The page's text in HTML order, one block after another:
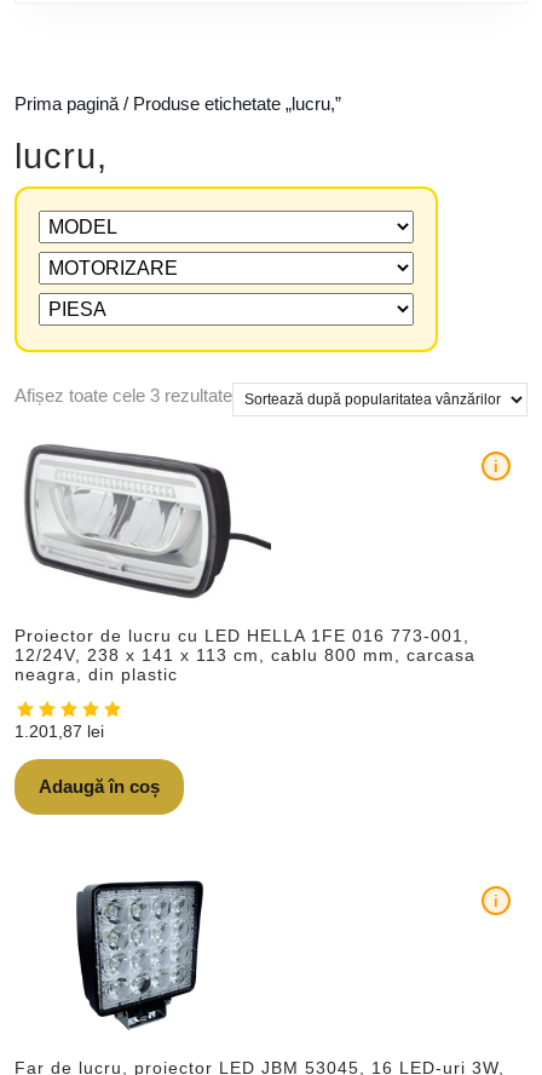
Prima pagină / Produse etichetate „lucru,”
lucru,
Afișez toate cele 3 rezultate
Proiector de lucru cu LED HELLA 1FE 016 773-001,
12/24V, 238 x 141 x 113 cm, cablu 800 mm, carcasa
neagra, din plastic
i
1.201,87 lei
Adaugă în coș
Far de lucru, proiector LED JBM 53045, 16 LED-uri 3W,
i